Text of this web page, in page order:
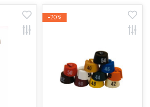
-20%
-20%